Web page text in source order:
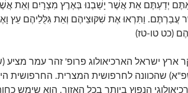
יְדַעְתֶּם אֵת אֲשֶׁר יָשַׁבְנוּ בְּאֶרֶץ מִצְרָיִם וְאֵת
עֲבַרְתֶּם. וַתִּרְאוּ אֶת שִׁקּוּצֵיהֶם וְאֵת גִּלֻּלֵיהֶם עֵץ
(כט טו-טז)
שהכוונה לחרפושית המצרית. החרפושית
הנפוץ ביותר בכל האזור. הוא שימש